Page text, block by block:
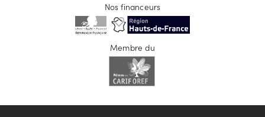
Nos financeurs
Membre du